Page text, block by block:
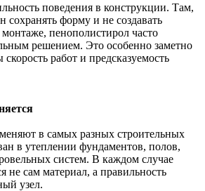
поведения в конструкции. Там,
сохранять форму и не создавать
пенополистирол часто
решением. Это особенно заметно
работ и предсказуемость
в самых разных строительных
в утеплении фундаментов, полов,
систем. В каждом случае
сам материал, а правильность
узел.